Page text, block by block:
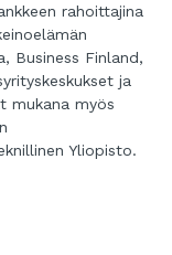
rahoittajina
Business Finland,
ja
mukana myös
Yliopisto.